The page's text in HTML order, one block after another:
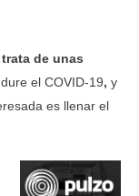
de unas
el COVID-19, y
es llenar el